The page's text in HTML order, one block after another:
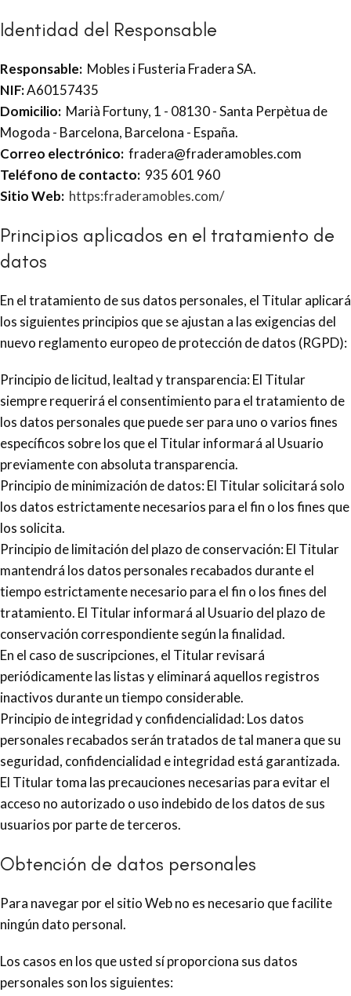
Identidad del Responsable
Responsable: Mobles i Fusteria Fradera SA.
NIF:A60157435
Domicilio: Marià Fortuny, 1 - 08130 - Santa Perpètua de
Mogoda - Barcelona, Barcelona - España.
Correo electrónico: fradera@fraderamobles.com
Teléfono de contacto: 935 601 960
Sitio Web: https:fraderamobles.com/
Principios aplicados en el tratamiento de
datos
En el tratamiento de sus datos personales, el Titular aplicará
los siguientes principios que se ajustan a las exigencias del
nuevo reglamento europeo de protección de datos (RGPD):
Principio de licitud, lealtad y transparencia: El Titular
siempre requerirá el consentimiento para el tratamiento de
los datos personales que puede ser para uno o varios fines
específicos sobre los que el Titular informará al Usuario
previamente con absoluta transparencia.
Principio de minimización de datos: El Titular solicitará solo
los datos estrictamente necesarios para el fin o los fines que
los solicita.
Principio de limitación del plazo de conservación: El Titular
mantendrá los datos personales recabados durante el
tiempo estrictamente necesario para el fin o los fines del
tratamiento. El Titular informará al Usuario del plazo de
conservación correspondiente según la finalidad.
En el caso de suscripciones, el Titular revisará
periódicamente las listas y eliminará aquellos registros
inactivos durante un tiempo considerable.
Principio de integridad y confidencialidad: Los datos
personales recabados serán tratados de tal manera que su
seguridad, confidencialidad e integridad está garantizada.
El Titular toma las precauciones necesarias para evitar el
acceso no autorizado o uso indebido de los datos de sus
usuarios por parte de terceros.
Obtención de datos personales
Para navegar por el sitio Web no es necesario que facilite
ningún dato personal.
Los casos en los que usted sí proporciona sus datos
personales son los siguientes: